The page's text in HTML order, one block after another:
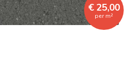
€ 25,00
per m²